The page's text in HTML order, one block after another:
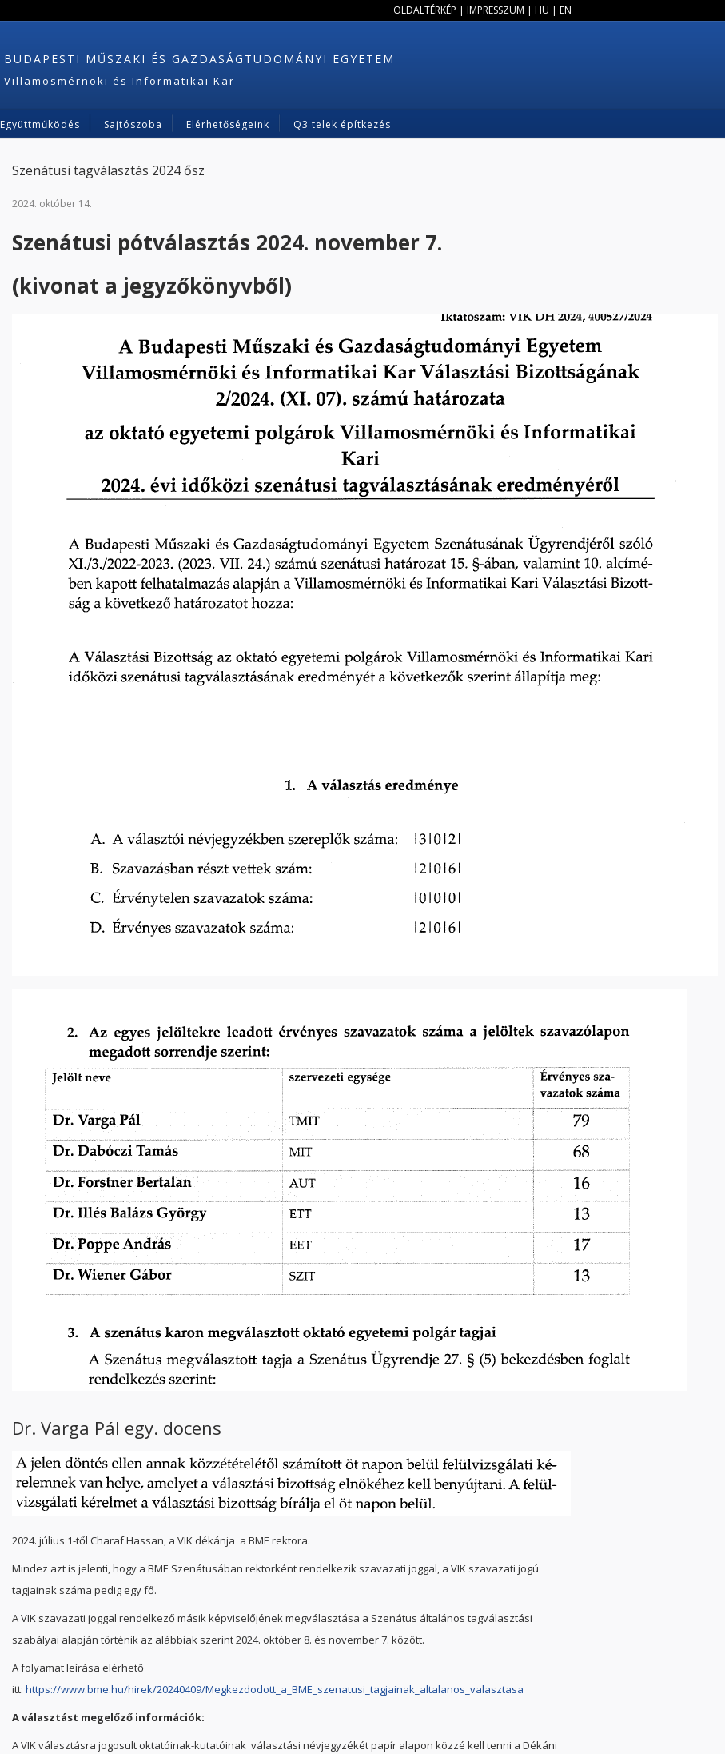
OLDALTÉRKÉP | IMPRESSZUM | HU | EN
BUDAPESTI MŰSZAKI ÉS GAZDASÁGTUDOMÁNYI EGYETEM
Villamosmérnöki és Informatikai Kar
Együttműködés Sajtószoba Elérhetőségeink Q3 telek építkezés
Szenátusi tagválasztás 2024 ősz
2024. október 14.
Szenátusi pótválasztás 2024. november 7.
(kivonat a jegyzőkönyvből)
Dr. Varga Pál egy. docens
2024. július 1-től Charaf Hassan, a VIK dékánja a BME rektora.
Mindez azt is jelenti, hogy a BME Szenátusában rektorként rendelkezik szavazati joggal, a VIK szavazati jogú
tagjainak száma pedig egy fő.
A VIK szavazati joggal rendelkező másik képviselőjének megválasztása a Szenátus általános tagválasztási
szabályai alapján történik az alábbiak szerint 2024. október 8. és november 7. között.
A folyamat leírása elérhető
itt: https://www.bme.hu/hirek/20240409/Megkezdodott_a_BME_szenatusi_tagjainak_altalanos_valasztasa
A választást megelőző információk:
A VIK választásra jogosult oktatóinak-kutatóinak választási névjegyzékét papír alapon közzé kell tenni a Dékáni